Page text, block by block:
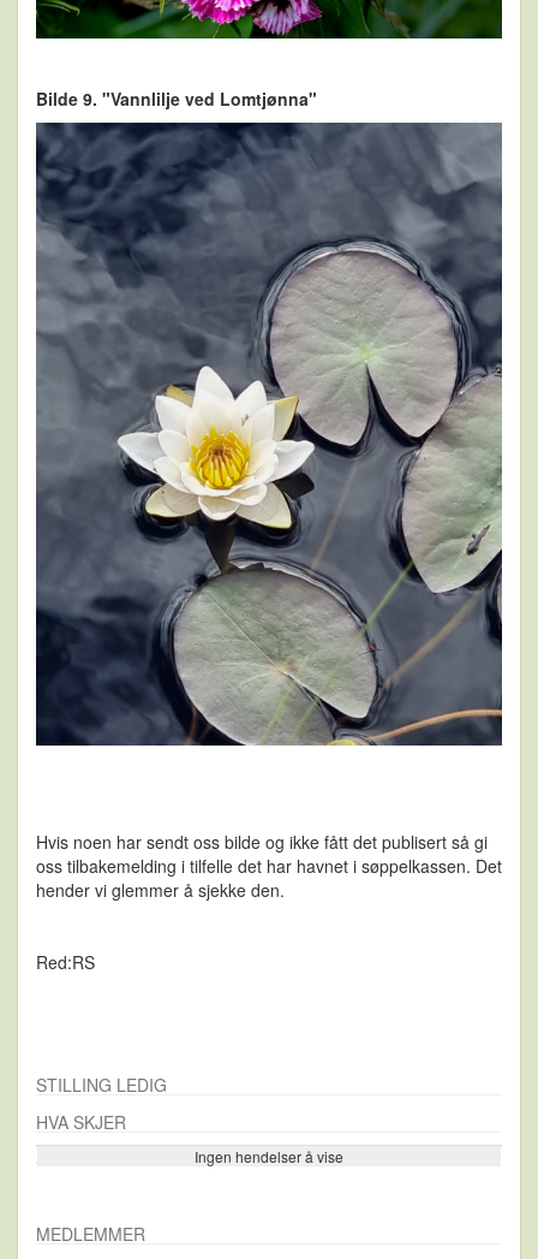
Bilde 9. "Vannlilje ved Lomtjønna"
Hvis noen har sendt oss bilde og ikke fått det publisert så gi
oss tilbakemelding i tilfelle det har havnet i søppelkassen. Det
hender vi glemmer å sjekke den.
Red:RS
STILLING LEDIG
HVA SKJER
Ingen hendelser å vise
Se flere…
MEDLEMMER